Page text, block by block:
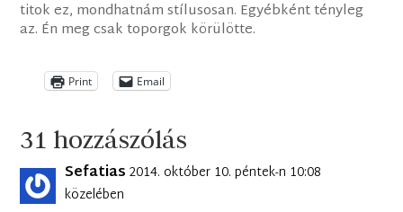
titok ez, mondhatnám stílusosan. Egyébként tényleg
az. Én meg csak toporgok körülötte.
Print Email
31 hozzászólás
Sefatias 2014. október 10. péntek-n 10:08
közelében